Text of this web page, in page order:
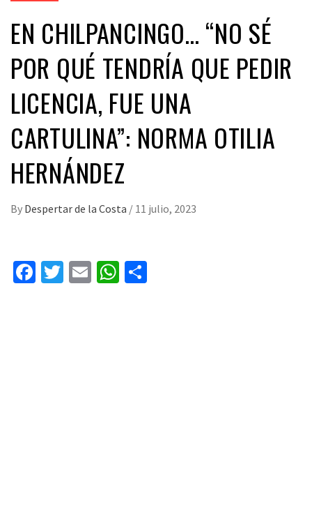
EN CHILPANCINGO… “NO SÉ
POR QUÉ TENDRÍA QUE PEDIR
LICENCIA, FUE UNA
CARTULINA”: NORMA OTILIA
HERNÁNDEZ
By Despertar de la Costa / 11 julio, 2023
Facebook
Twitter
EmailWhatsApp